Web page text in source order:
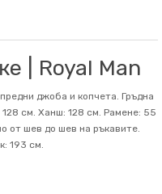
| Royal Man
джоба и копчета. Гръдна
см. Ханш: 128 см. Рамене: 55
от шев до шев на ръкавите.
193 см.